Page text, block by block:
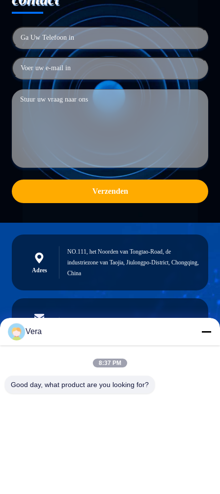
Verzenden
Adres
NO.111, het Noorden van Tongtao-Road, de
industriezone van Taojia, Jiulongpo-District, Chongqing,
China
E-mail
Telefoon
Vera
8:37 PM
Good day, what product are you looking for?